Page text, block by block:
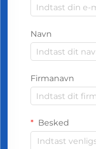
Navn
Firmanavn
Besked